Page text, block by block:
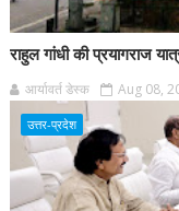
राहुल गांधी की प्रयागराज
आर्यावर्त डेस्क Aug 08,
उत्तर-प्रदेश